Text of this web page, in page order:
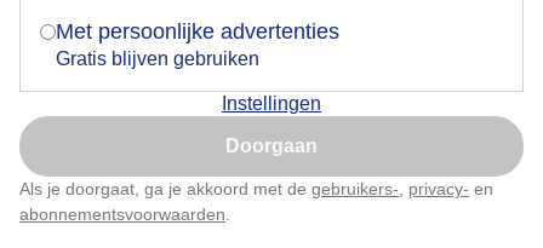
Met persoonlijke advertenties
Gratis blijven gebruiken
Instellingen
Doorgaan
Als je doorgaat, ga je akkoord met de gebruikers- privacy- en
abonnementsvoorwaarden
Blauw met wat wolken vandaag
Dijk Herfst Wolken
Nu niet, misschien later
Klik hierom dit aan te passen